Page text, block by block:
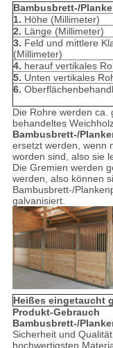
Bambusbrett-/
1. Höhe (Millimeter)
2. Länge (Millimeter)
3. Feld und mittlere
(Millimeter)
4. herauf vertikales
5. Unten vertikales
6.
Die Rohre werden ca.
behandeltes
Bambusbrett-/
ersetzt werden, wenn
worden sind, also sie
Die Gremien werden
werden, also können
Bambusbrett-/
galvanisiert.
Heißes eingetaucht
Produkt-Gebrauch
Bambusbrett-/
Sicherheit und
hochwertigsten